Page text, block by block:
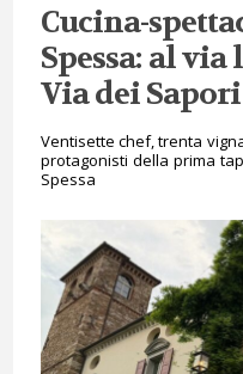
Cucina-
Spessa: al via
Via dei Sapori
Ventisette chef, trenta
protagonisti della prima
Spessa